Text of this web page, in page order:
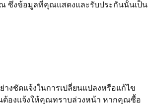
ณ ซึ่งข้อมูลที่คุณแสดงและรับประกันนั้นเป็น
งชัดแจ้งในการเปลี่ยนแปลงหรือแก้ไข
ต้องแจ้งให้คุณทราบล่วงหน้า หากคุณซื้อ